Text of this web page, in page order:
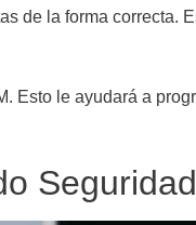
de la forma correcta.
Esto le ayudará a
Seguridad